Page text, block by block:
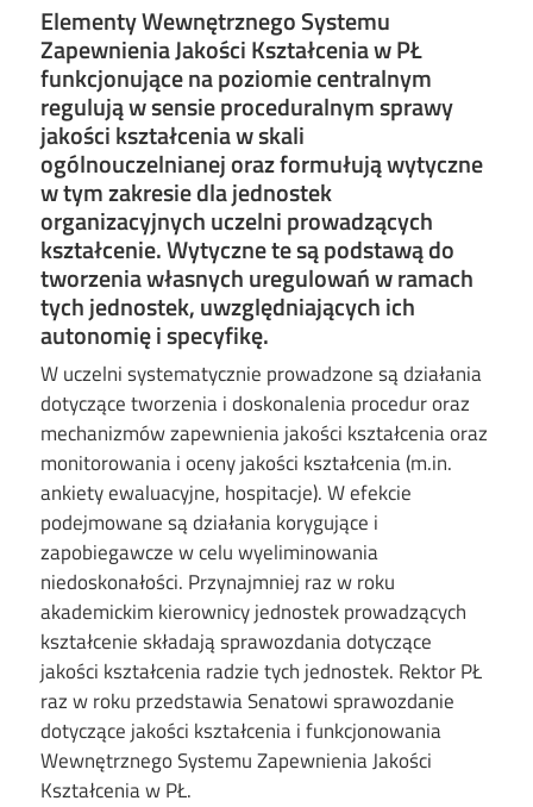
Elementy Wewnętrznego Systemu
Zapewnienia Jakości Kształcenia w PŁ
funkcjonujące na poziomie centralnym
regulują w sensie proceduralnym sprawy
jakości kształcenia w skali
ogólnouczelnianej oraz formułują wytyczne
w tym zakresie dla jednostek
organizacyjnych uczelni prowadzących
kształcenie. Wytyczne te są podstawą do
tworzenia własnych uregulowań w ramach
tych jednostek, uwzględniających ich
autonomię i specyfikę.
W uczelni systematycznie prowadzone są działania
dotyczące tworzenia i doskonalenia procedur oraz
mechanizmów zapewnienia jakości kształcenia oraz
monitorowania i oceny jakości kształcenia (m.in.
ankiety ewaluacyjne, hospitacje). W efekcie
podejmowane są działania korygujące i
zapobiegawcze w celu wyeliminowania
niedoskonałości. Przynajmniej raz w roku
akademickim kierownicy jednostek prowadzących
kształcenie składają sprawozdania dotyczące
jakości kształcenia radzie tych jednostek. Rektor PŁ
raz w roku przedstawia Senatowi sprawozdanie
dotyczące jakości kształcenia i funkcjonowania
Wewnętrznego Systemu Zapewnienia Jakości
Kształcenia w PŁ.